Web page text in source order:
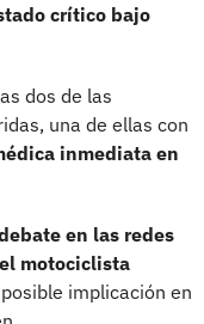
crítico bajo
dos de las
una de ellas con
inmediata en
en las redes
motociclista
implicación en